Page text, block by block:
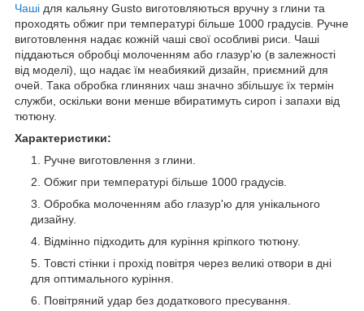
Чаші для кальяну Gusto виготовляються вручну з глини та
проходять обжиг при температурі більше 1000 градусів. Ручне
виготовлення надає кожній чаші свої особливі риси. Чаші
піддаються обробці молоченням або глазур'ю (в залежності
від моделі), що надає їм неабиякий дизайн, приємний для
очей. Така обробка глиняних чаш значно збільшує їх термін
служби, оскільки вони менше вбиратимуть сироп і запахи від
тютюну.
Характеристики:
Ручне виготовлення з глини.
Обжиг при температурі більше 1000 градусів.
Обробка молоченням або глазур'ю для унікального
дизайну.
Відмінно підходить для куріння кріпкого тютюну.
Товсті стінки і прохід повітря через великі отвори в дні
для оптимального куріння.
Повітряний удар без додаткового пресування.